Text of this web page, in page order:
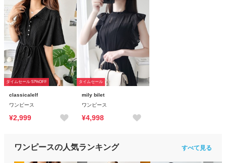
タイムセール 57%OFF
classicalelf
ワンピース
¥2,999
タイムセール
mily bilet
ワンピース
¥4,998
ワンピースの人気ランキング すべて見る